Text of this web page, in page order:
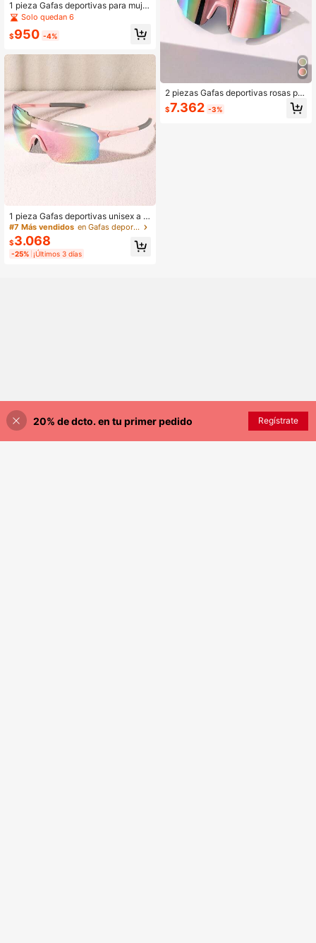
1 pieza Gafas deportivas para mujer
de estilo nuevo, marco grande, colo
ridas y a prueba de viento para exte
riores
Solo quedan 6
$950 -4%
1 pieza Gafas deportivas unisex a p
rueba de viento y arena para fútbol,
surf, accesorios de otoño
#7 Más vendidos en Gafas deportivas para mujer
$3.068
-25% ¡Últimos 3 días
2 piezas Gafas deportivas rosas par
a mujer, adecuadas para ciclismo al
aire libre, correr, playa, vacaciones
$7.362 -3%
AÑADIR A LA BOLSA
20% de dcto. en tu primer pedido Regístrate